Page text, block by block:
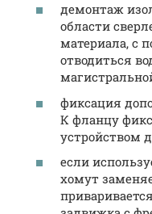
демонтаж
области
материала, с
отводиться
фиксация
К фланцу
устройством
если
хомут